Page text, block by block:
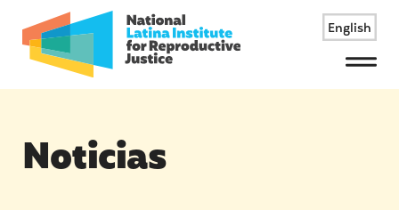
English
Menu
Noticias